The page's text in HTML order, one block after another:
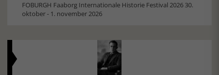
FOBURGH Faaborg Internationale Historie Festival 2026 30.
oktober - 1. november 2026